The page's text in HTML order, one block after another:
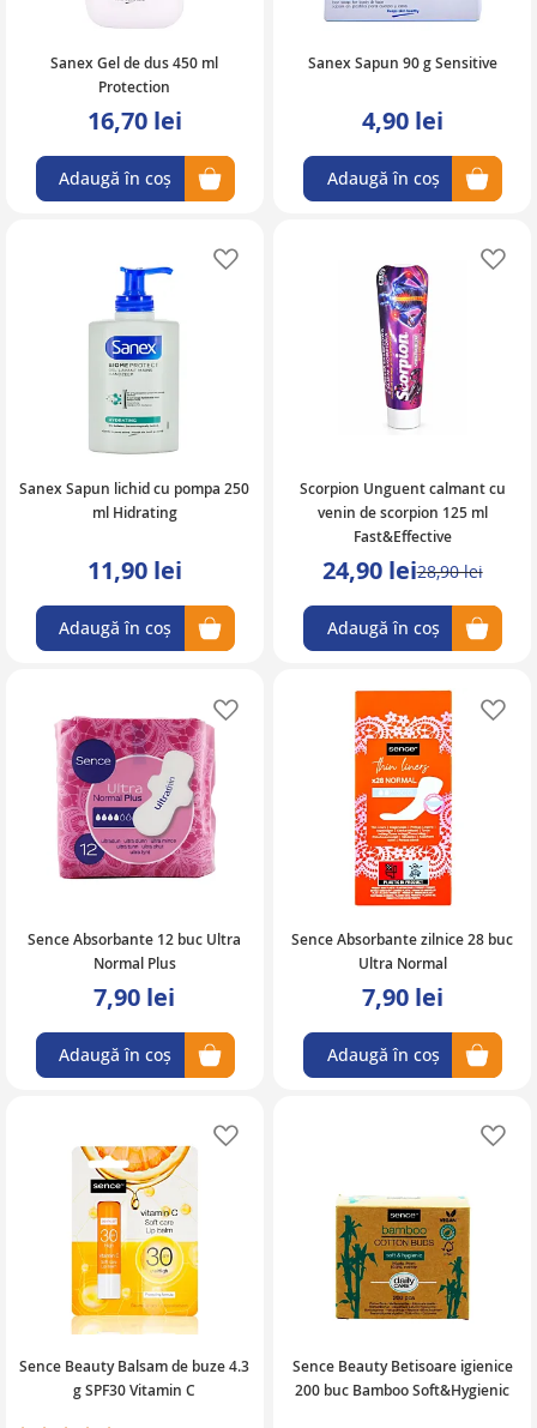
Sanex Gel de dus 450 ml
Protection
16,70 lei
Adaugă în coș
Sanex Sapun 90 g Sensitive
4,90 lei
Adaugă în coș
Sanex Sapun lichid cu pompa 250
ml Hidrating
11,90 lei
Adaugă în coș
Scorpion Unguent calmant cu
venin de scorpion 125 ml
Fast&Effective
24,90 lei28,90 lei
Adaugă în coș
Sence Absorbante 12 buc Ultra
Normal Plus
7,90 lei
Adaugă în coș
Adaugă în lista de favorite
Sence Absorbante zilnice 28 buc
Ultra Normal
7,90 lei
Adaugă în coș
Sence Beauty Balsam de buze 4.3
g SPF30 Vitamin C
Sence Beauty Betisoare igienice
200 buc Bamboo Soft&Hygienic